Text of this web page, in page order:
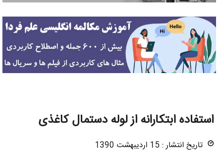
استفاده ابتکارانه از لوله دستمال کاغذی
تاریخ انتشار : 15 اردیبهشت 1390